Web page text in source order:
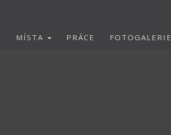
MÍSTA PRÁCE FOTOGALERIE